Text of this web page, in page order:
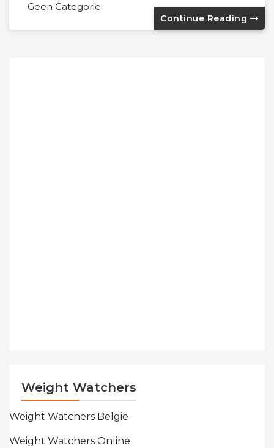
Geen Categorie
Continue Reading
Weight Watchers
Weight Watchers België
Weight Watchers Online